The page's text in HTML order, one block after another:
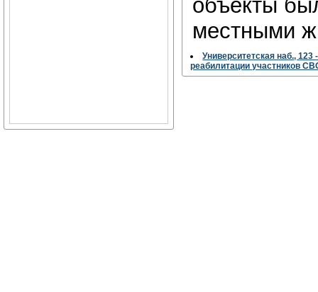
объекты
местными
Университетская наб.,
реабилитации участников